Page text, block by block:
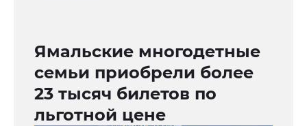
Ямальские многодетные
семьи приобрели более
23 тысяч билетов по
льготной цене